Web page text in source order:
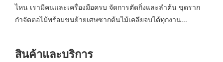
ไหน เรามีคนและเครื่องมือครบ จัดการตัดกิ่งและลำต้น ขุดราก
กำจัดตอไม้พร้อมขนย้ายเศษซากต้นไม้เคลียจบได้ทุกงาน...
สินค้าและบริการ